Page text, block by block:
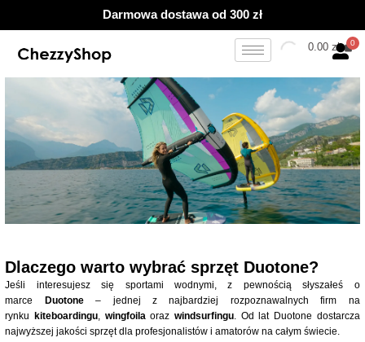
Darmowa dostawa od 300 zł
0.00zł
Dlaczego warto wybrać sprzęt Duotone?
Jeśli interesujesz się sportami wodnymi, z pewnością słyszałeś o
marce
Duotone– jednej z najbardziej rozpoznawalnych firm na
rynku
kiteboardingu, wingfoilaorazwindsurfingu. Od lat Duotone dostarcza
najwyższej jakości sprzęt dla profesjonalistów i amatorów na całym świecie.